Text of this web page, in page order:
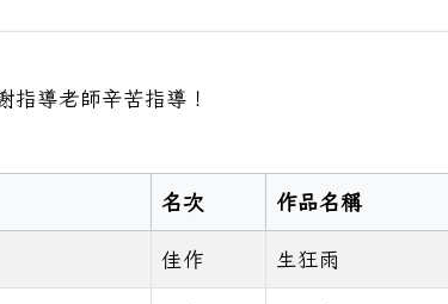
指導老師辛苦指導！
名次 作品名稱
佳作 生狂雨